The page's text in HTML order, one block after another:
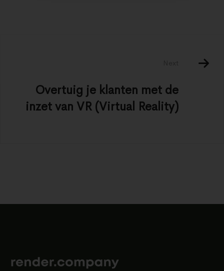
Overtuig je klanten met de
inzet van VR (Virtual Reality)